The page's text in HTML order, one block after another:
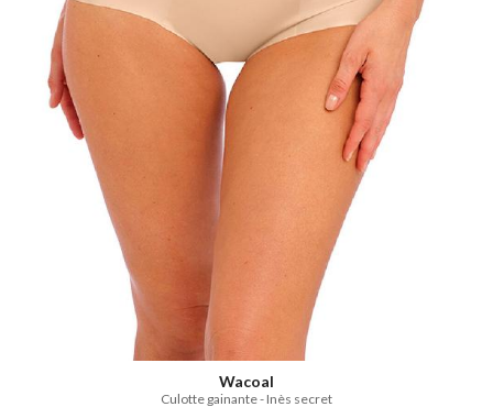
Wacoal
Culotte gainante - Inès secret